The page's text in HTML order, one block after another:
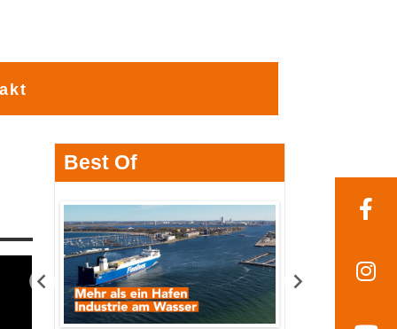
Best Of